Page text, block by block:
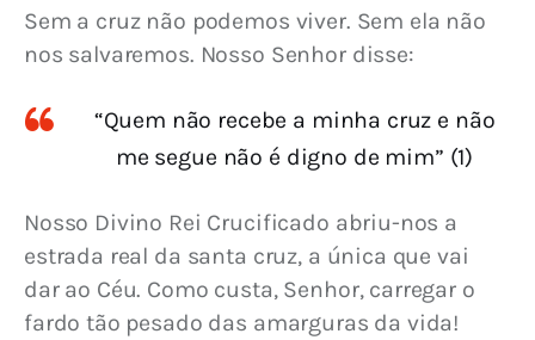
Sem a cruz não podemos viver. Sem ela não
nos salvaremos. Nosso Senhor disse:
“Quem não recebe a minha cruz e não
me segue não é digno de mim” (1)
Nosso Divino Rei Crucificado abriu-nos a
estrada real da santa cruz, a única que vai
dar ao Céu. Como custa, Senhor, carregar o
fardo tão pesado das amarguras da vida!